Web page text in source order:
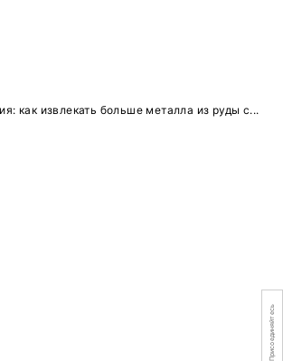
как извлекать больше металла из руды с...
Присоединяйтесь